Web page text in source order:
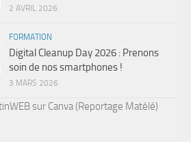
2 AVRIL 2026
FORMATION
Digital Cleanup Day 2026 : Prenons
soin de nos smartphones !
3 MARS 2026
sur Canva (Reportage Matélé)